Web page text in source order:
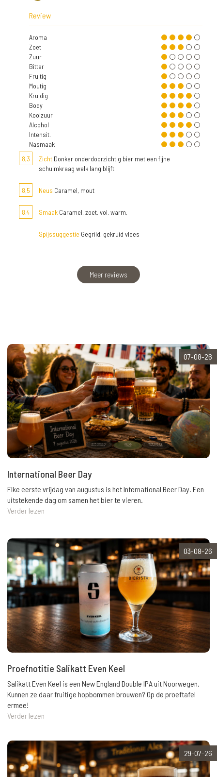
Review
Aroma
Zoet
Zuur
Bitter
Fruitig
Moutig
Kruidig
Body
Koolzuur
Alcohol
Intensit.
Nasmaak
8,3
Zicht Donker onderdoorzichtig bier met een fijne
schuimkraag welk lang blijft
8,5 Neus Caramel, mout
8,4 Smaak Caramel, zoet, vol, warm,
Spijssuggestie Gegrild, gekruid vlees
Meer reviews
07-08-26
International Beer Day
Elke eerste vrijdag van augustus is het International Beer Day. Een
uitstekende dag om samen het bier te vieren.
Verder lezen
03-08-26
Proefnotitie Salikatt Even Keel
Salikatt Even Keel is een New England Double IPA uit Noorwegen.
Kunnen ze daar fruitige hopbommen brouwen? Op de proeftafel
ermee!
Verder lezen
29-07-26